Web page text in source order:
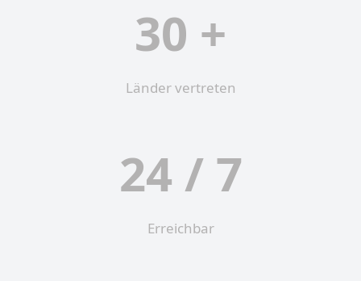
30 +
Länder vertreten
24 / 7
Erreichbar